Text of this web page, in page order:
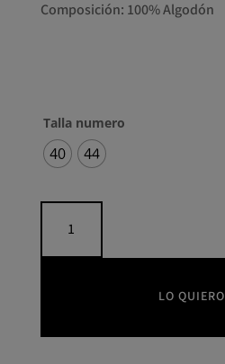
Composición: 100% Algodón
Talla numero
40 44
LO QUIERO